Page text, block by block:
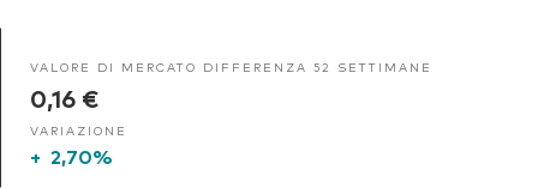
VALORE DI MERCATO DIFFERENZA 52 SETTIMANE
0,16 €
VARIAZIONE
+ 2,70%